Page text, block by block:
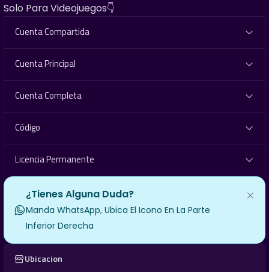
Solo Para Videojuegos👇
Cuenta Compartida
Cuenta Principal
Cuenta Completa
Código
Licencia Permanente
¿Tienes Alguna Duda?
Manda WhatsApp, Ubica El Icono En La Parte
Inferior Derecha
Ubicacion